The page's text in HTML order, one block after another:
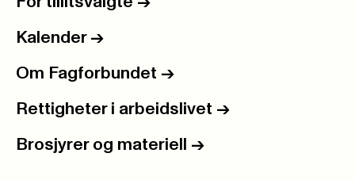
Kalender ->
Om Fagforbundet ->
Rettigheter i arbeidslivet ->
Brosjyrer og materiell ->